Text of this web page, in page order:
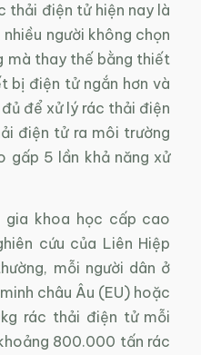
thải điện tử hiện nay là
người không chọn
mà thay thế bằng thiết
bị điện tử ngắn hơn và
để xử lý rác thải điện
điện tử ra môi trường
gấp 5 lần khả năng xử
gia khoa học cấp cao
cứu của Liên Hiệp
mỗi người dân ở
châu Âu (EU) hoặc
rác thải điện tử mỗi
800.000 tấn rác